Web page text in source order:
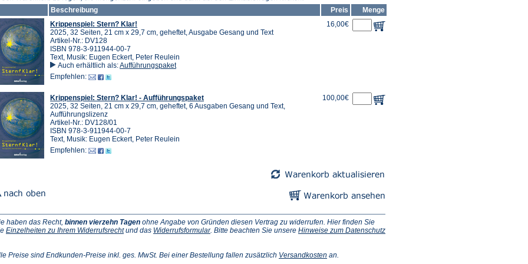
Beschreibung
Preis
Menge
Krippenspiel: Stern? Klar!
2025, 32 Seiten, 21 cm x 29,7 cm, geheftet, Ausgabe Gesang und Text
Artikel-Nr.: DV128
ISBN 978-3-911944-00-7
Text, Musik: Eugen Eckert, Peter Reulein
Auch erhältlich als:Aufführungspaket
Empfehlen:
16,00€
Krippenspiel: Stern? Klar! - Aufführungspaket
2025, 32 Seiten, 21 cm x 29,7 cm, geheftet, 6 Ausgaben Gesang und Text,
Aufführungslizenz
Artikel-Nr.: DV128/01
ISBN 978-3-911944-00-7
Text, Musik: Eugen Eckert, Peter Reulein
Empfehlen:
100,00€
haben das Recht, binnen vierzehn Tagen ohne Angabe von Gründen diesen Vertrag zu widerrufen. Hier finden Sie
Einzelheiten zu Ihrem Widerrufsrecht(Öffnet
neuen
und das Widerrufsformular(Öffnet
neuen
. Bitte beachten Sie unsere Hinweise zum Datenschutz
Preise sind Endkunden-Preise inkl. ges. MwSt. Bei einer Bestellung fallen zusätzlich Versandkosten (Öffnet
an.